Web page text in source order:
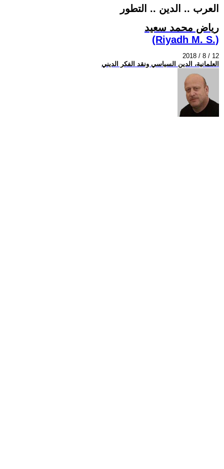
العرب .. الدين .. التطور
رياض محمد سعيد
(Riyadh M. S.)
2018 / 8 / 12
العلمانية، الدين السياسي ونقد الفكر الديني